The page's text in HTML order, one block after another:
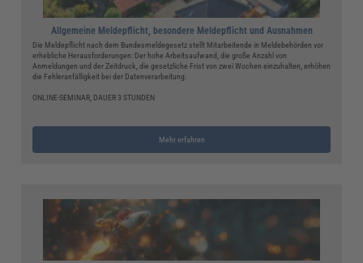
Allgemeine Meldepflicht, besondere Meldepflicht und Ausnahmen
Die Meldepflicht nach dem Bundesmeldegesetz stellt Mitarbeitende in Meldebehörden vor
erhebliche Herausforderungen: Der hohe Arbeitsaufwand, die große Anzahl von
Anmeldungen und der Zeitdruck, die gesetzliche Frist von zwei Wochen einzuhalten, erhöhen
die Fehleranfälligkeit bei der Datenverarbeitung.
ONLINE-SEMINAR, DAUER 3 STUNDEN
Mehr erfahren